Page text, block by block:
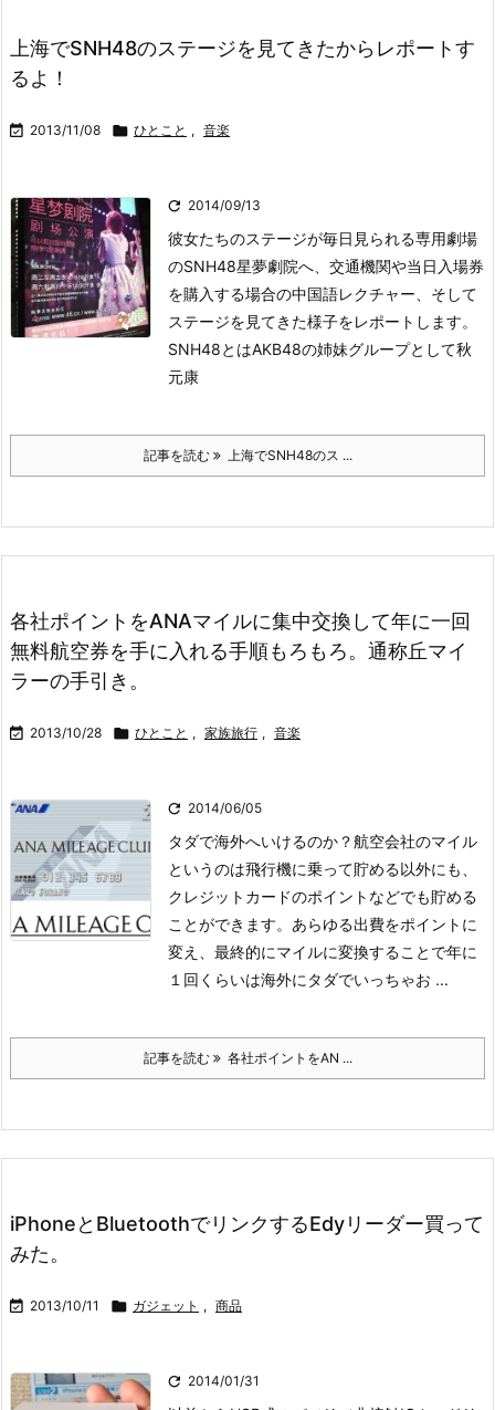
上海でSNH48のステージを見てきたからレポートす
るよ！
 2013/11/08  ひとこと , 音楽
 2014/09/13
彼女たちのステージが毎日見られる専用劇場
のSNH48星夢劇院へ、交通機関や当日入場券
を購入する場合の中国語レクチャー、そして
ステージを見てきた様子をレポートします。
SNH48とはAKB48の姉妹グループとして秋
元康
記事を読む 上海でSNH48のス ...
各社ポイントをANAマイルに集中交換して年に一回
無料航空券を手に入れる手順もろもろ。通称丘マイ
ラーの手引き。
 2013/10/28  ひとこと , 家族旅行 , 音楽
 2014/06/05
タダで海外へいけるのか？航空会社のマイル
というのは飛行機に乗って貯める以外にも、
クレジットカードのポイントなどでも貯める
ことができます。あらゆる出費をポイントに
変え、最終的にマイルに変換することで年に
１回くらいは海外にタダでいっちゃお ...
記事を読む 各社ポイントをAN ...
iPhoneとBluetoothでリンクするEdyリーダー買って
みた。
 2013/10/11  ガジェット , 商品
 2014/01/31